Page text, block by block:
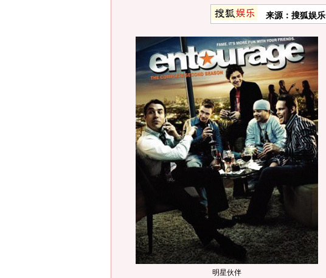
来源：搜狐娱乐
明星伙伴